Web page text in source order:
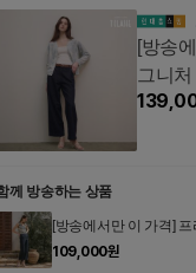
[방송
그니
께 방송하는 상품
[방송에서만 이 가격]
109,000원